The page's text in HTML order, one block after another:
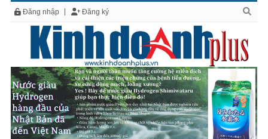
Đăng nhập Đăng ký